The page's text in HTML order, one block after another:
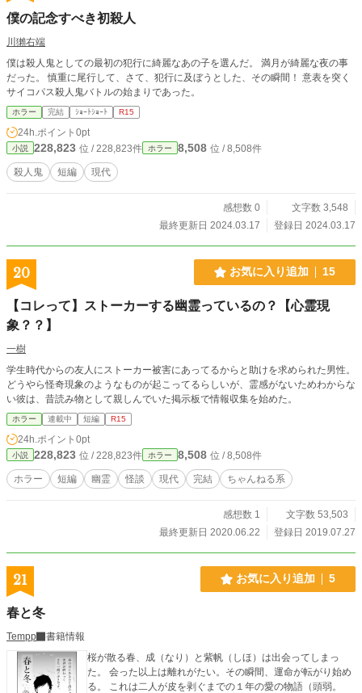
僕の記念すべき初殺人
川獺右端
僕は殺人鬼としての最初の犯行に綺麗なあの子を選んだ。 満月が綺麗な夜の事
だった。 慎重に尾行して、さて、犯行に及ぼうとした、その瞬間！ 意表を突く
サイコパス殺人鬼バトルの始まりであった。
ホラー 完結 ｼｮｰﾄｼｮｰﾄ R15
24h.ポイント 0pt
小説 228,823 位 / 228,823件 ホラー 8,508 位 / 8,508件
殺人鬼 短編 現代
感想数 0
文字数 3,548
最終更新日 2024.03.17
登録日 2024.03.17
20 お気に入り追加 15
【コレって】ストーカーする幽霊っているの？【心霊現
象？？】
一樹
学生時代からの友人にストーカー被害にあってるからと助けを求められた男性。
どうやら怪奇現象のようなものが起こってるらしいが、霊感がないためわからな
い彼は、昔読み物として親しんでいた掲示板で情報収集を始めた。
ホラー 連載中 短編 R15
24h.ポイント 0pt
小説 228,823 位 / 228,823件 ホラー 8,508 位 / 8,508件
ホラー 短編 幽霊 怪談 現代 完結 ちゃんねる系
感想数 1
文字数 53,503
最終更新日 2020.06.22
登録日 2019.07.27
21 お気に入り追加 5
春と冬
Tempp
書籍情報
桜が散る春、成（なり）と紫帆（しほ）は出会ってしまっ
た。 会った以上は離れがたい。その瞬間、運命が転がり始め
る。 これは二人が皮を剥ぐまでの１年の愛の物語（頭弱。